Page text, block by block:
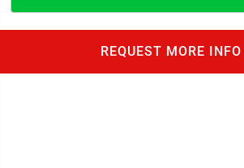
REQUEST MORE INFO